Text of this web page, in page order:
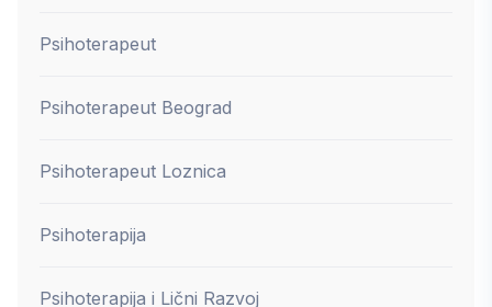
Psihoterapeut
Psihoterapeut Beograd
Psihoterapeut Loznica
Psihoterapija
Psihoterapija i Lični Razvoj